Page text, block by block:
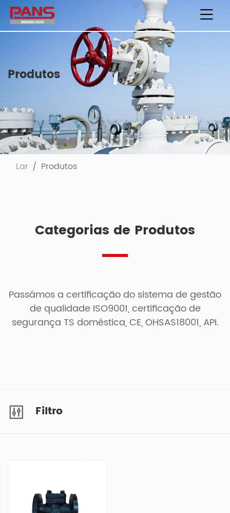
Produtos
Lar Produtos
Categorias de Produtos
Passámos a certificação do sistema de gestão
de qualidade ISO9001, certificação de
segurança TS doméstica, CE, OHSAS18001, API.
Filtro